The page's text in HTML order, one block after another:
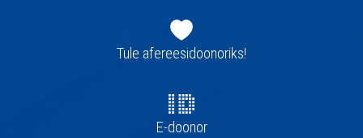
navigatsioonTule afereesidoonoriks!
E-doonor